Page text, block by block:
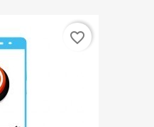
favorite_border